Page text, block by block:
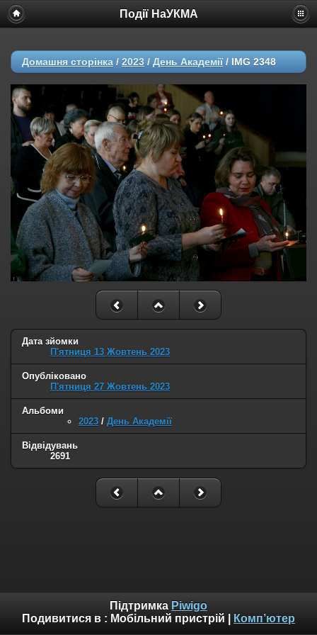
Події НаУКМА
Домашня сторінка / 2023 / День Академії/ IMG 2348
Дата зйомки
П'ятниця 13 Жовтень 2023
Опубліковано
П'ятниця 27 Жовтень 2023
Альбоми
2023 / День Академії
Відвідувань
2691
Підтримка Piwigo
Подивитися в : Мобільний пристрій Комп’ютер